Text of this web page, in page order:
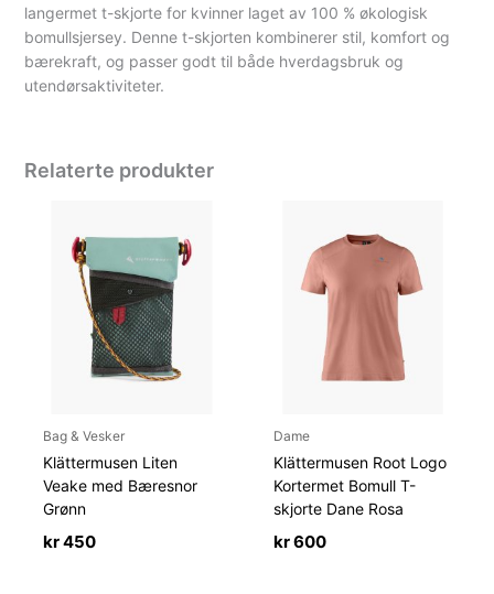
langermet t-skjorte for kvinner laget av 100 % økologisk
bomullsjersey. Denne t-skjorten kombinerer stil, komfort og
bærekraft, og passer godt til både hverdagsbruk og
utendørsaktiviteter.
Relaterte produkter
Bag & Vesker
Klättermusen Liten
Veake med Bæresnor
Grønn
kr450
Dame
Klättermusen Root Logo
Kortermet Bomull T-
skjorte Dane Rosa
kr600